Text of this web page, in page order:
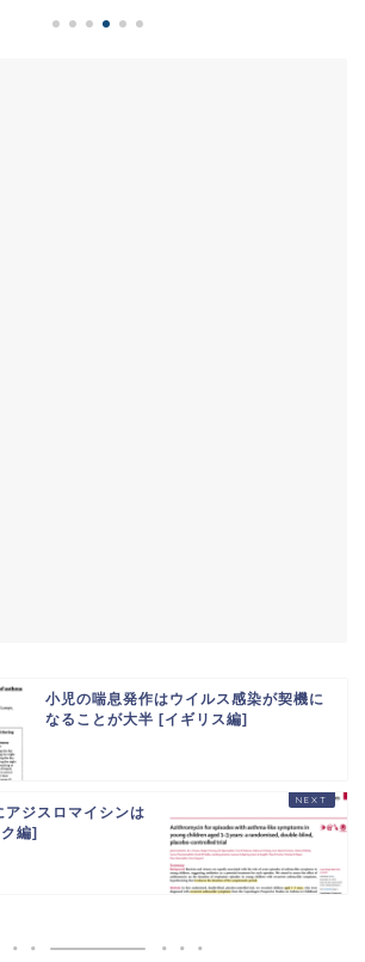
小児の喘息発作はウイルス感染が契機に
なることが大半 [イギリス編]
ジスロマイシンは
編]